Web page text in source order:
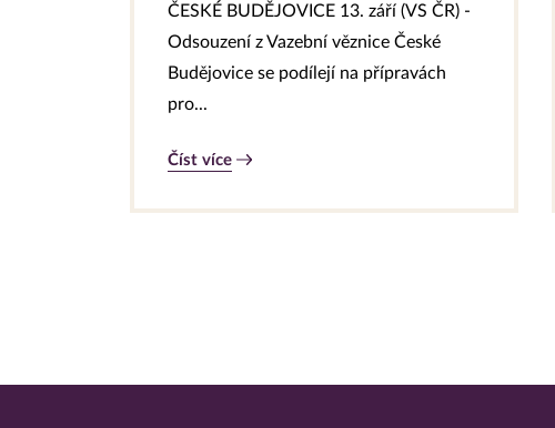
ČESKÉ BUDĚJOVICE 13. září (VS ČR) -
Odsouzení z Vazební věznice České
Budějovice se podílejí na přípravách
pro...
Číst více